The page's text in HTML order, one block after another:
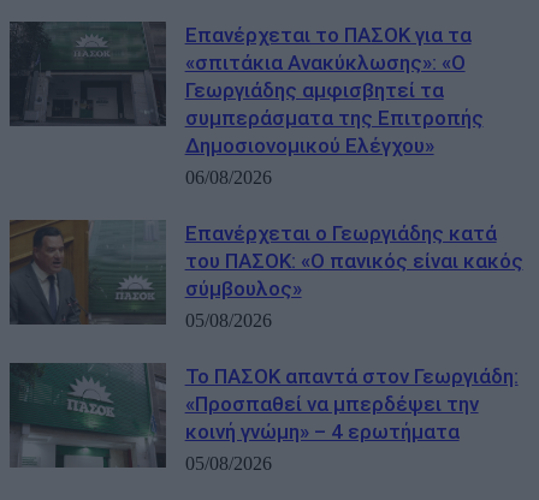
Επανέρχεται το ΠΑΣΟΚ για τα
«σπιτάκια Ανακύκλωσης»: «Ο
Γεωργιάδης αμφισβητεί τα
συμπεράσματα της Επιτροπής
Δημοσιονομικού Ελέγχου»
06/08/2026
Επανέρχεται ο Γεωργιάδης κατά
του ΠΑΣΟΚ: «Ο πανικός είναι κακός
σύμβουλος»
05/08/2026
Το ΠΑΣΟΚ απαντά στον Γεωργιάδη:
«Προσπαθεί να μπερδέψει την
κοινή γνώμη» – 4 ερωτήματα
05/08/2026